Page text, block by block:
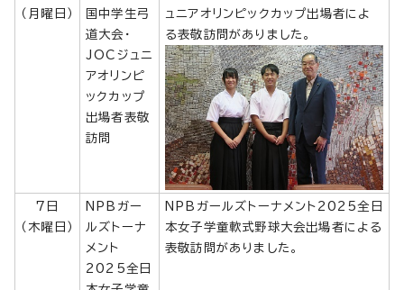
（月曜日）
国中学生弓
道大会・
JOCジュニ
アオリンピ
ックカップ
出場者表敬
訪問
ュニアオリンピックカップ出場者によ
る表敬訪問がありました。
7日
（木曜日）
NPBガー
ルズトーナ
メント
2025全日
NPBガールズトーナメント2025全日
本女子学童軟式野球大会出場者による
表敬訪問がありました。